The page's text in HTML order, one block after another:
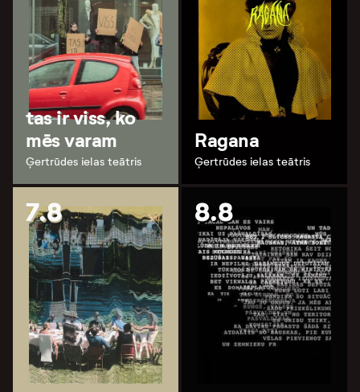
tas ir viss, ko
mēs varam
Ģertrūdes ielas teātris
Ragana
Ģertrūdes ielas teātris
7.8 8.8